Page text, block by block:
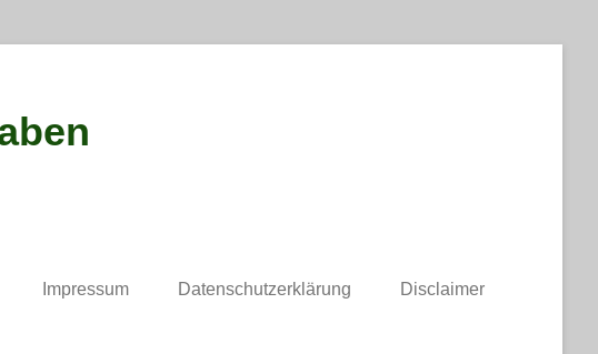
Impressum Datenschutzerklärung Disclaimer